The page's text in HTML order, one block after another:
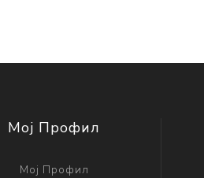
Мој Профил
Мој Профил